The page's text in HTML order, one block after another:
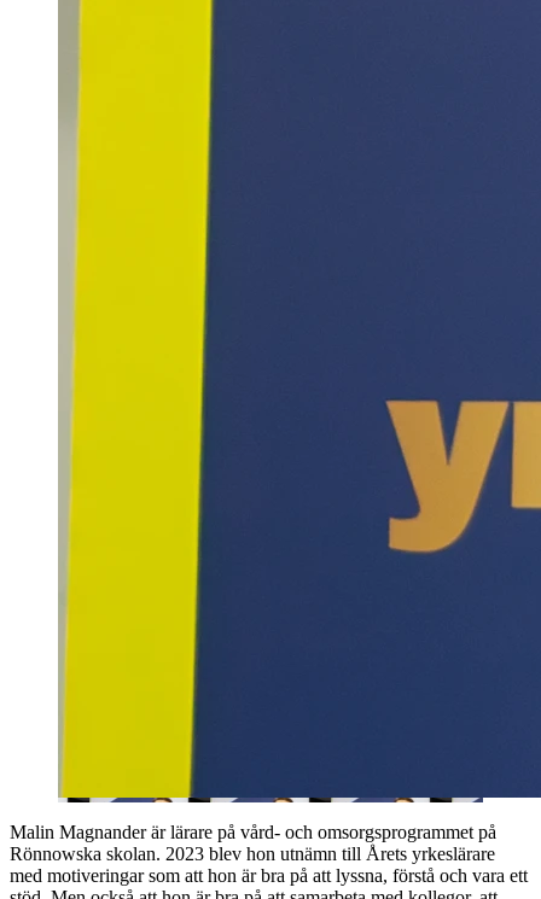
Malin Magnander är lärare på vård- och omsorgsprogrammet på
Rönnowska skolan. 2023 blev hon utnämn till Årets yrkeslärare
med motiveringar som att hon är bra på att lyssna, förstå och vara ett